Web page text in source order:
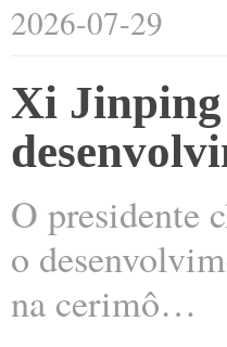
2026-07-29
Xi Jinping
O presidente
o
na cerimô…